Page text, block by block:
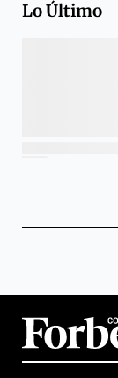
Lo Último